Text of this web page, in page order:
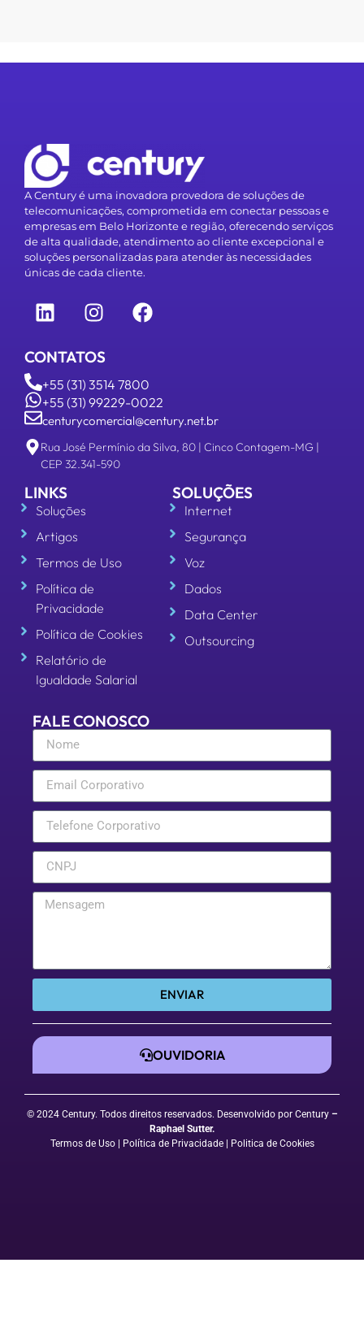
A Century é uma inovadora provedora de soluções de
telecomunicações, comprometida em conectar pessoas e
empresas em Belo Horizonte e região, oferecendo serviços
de alta qualidade, atendimento ao cliente excepcional e
soluções personalizadas para atender às necessidades
únicas de cada cliente.
CONTATOS
+55 (31) 3514 7800
+55 (31) 99229-0022
centurycomercial@century.net.br
Rua José Permínio da Silva, 80 | Cinco Contagem-MG |
CEP 32.341-590
LINKS
Soluções
Artigos
Termos de Uso
Política de
Privacidade
Política de Cookies
Relatório de
Igualdade Salarial
SOLUÇÕES
Internet
Segurança
Voz
Dados
Data Center
Outsourcing
FALE CONOSCO
ENVIAR
OUVIDORIA
© 2024 Century. Todos direitos reservados. Desenvolvido por Century –
Raphael Sutter.
Termos de Uso | Política de Privacidade| Politica de Cookies